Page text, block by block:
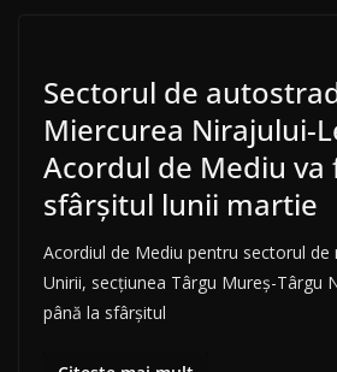
Sectorul de
Miercurea Nirajului-
Acordul de Mediu
sfârșitul lunii martie
Acordiul de Mediu pentru sectorul
Unirii, secțiunea Târgu Mureș-Târgu
până la sfârșitul